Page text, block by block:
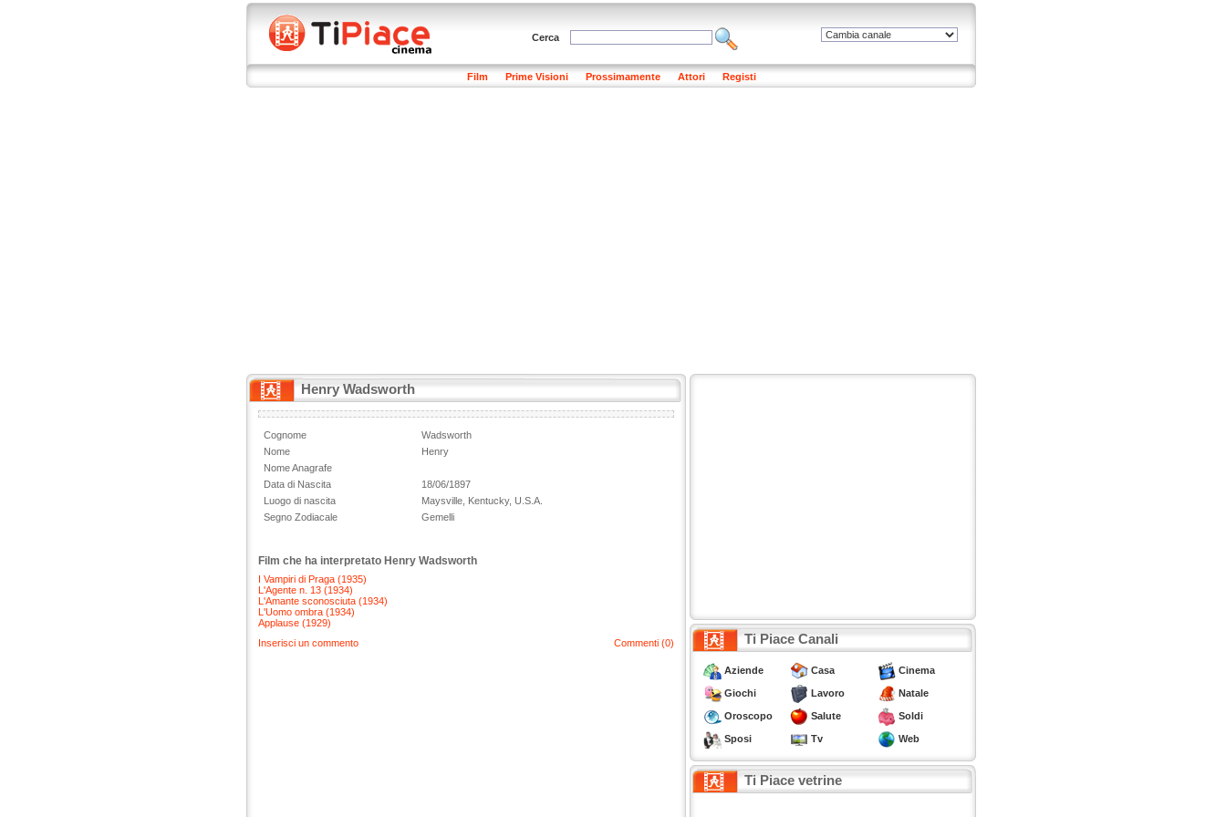
Cerca
Film Prime Visioni Prossimamente Attori Registi
Henry Wadsworth
Cognome
Wadsworth
Nome
Henry
Nome Anagrafe
Data di Nascita
18/06/1897
Luogo di nascita
Maysville, Kentucky, U.S.A.
Segno Zodiacale
Gemelli
Film che ha interpretato Henry Wadsworth
I Vampiri di Praga (1935)
L'Agente n. 13 (1934)
L'Amante sconosciuta (1934)
L'Uomo ombra (1934)
Applause (1929)
Commenti (0)
Inserisci un commento Ti Piace Canali
Aziende Casa Cinema
Giochi Lavoro Natale
Oroscopo Salute Soldi
Sposi Tv Web
Ti Piace vetrine